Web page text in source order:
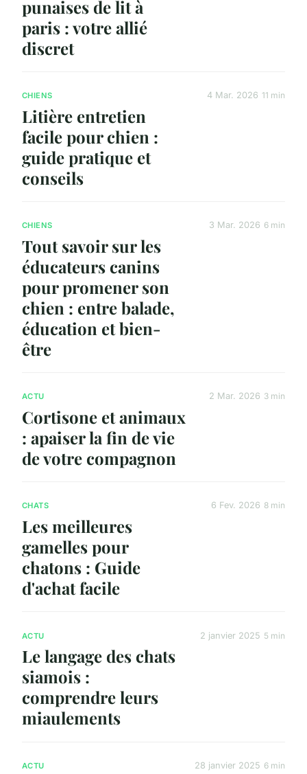
punaises de lit à
paris : votre allié
discret
CHIENS
Litière entretien
facile pour chien :
guide pratique et
conseils
4 Mar. 2026 11 min
CHIENS
Tout savoir sur les
éducateurs canins
pour promener son
chien : entre balade,
éducation et bien-
être
3 Mar. 2026 6 min
ACTU
Cortisone et animaux
: apaiser la fin de vie
de votre compagnon
2 Mar. 2026 3 min
CHATS
Les meilleures
gamelles pour
chatons : Guide
d'achat facile
6 Fev. 2026 8 min
ACTU
Le langage des chats
siamois :
comprendre leurs
miaulements
2 janvier 2025 5 min
ACTU 28 janvier 2025 6 min